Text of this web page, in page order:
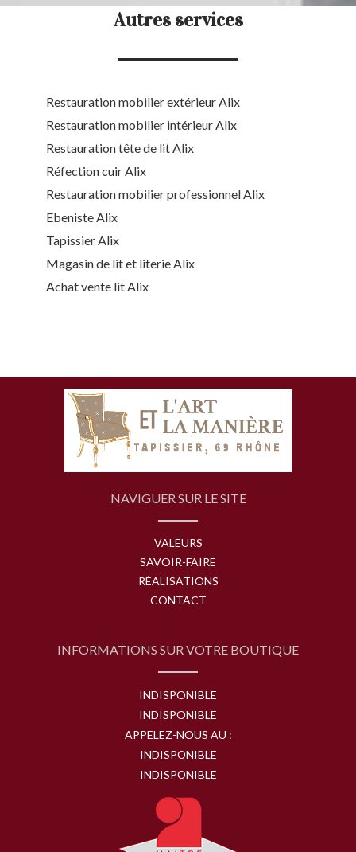
Autres services
Restauration mobilier extérieur Alix
Restauration mobilier intérieur Alix
Restauration tête de lit Alix
Réfection cuir Alix
Restauration mobilier professionnel Alix
Ebeniste Alix
Tapissier Alix
Magasin de lit et literie Alix
Achat vente lit Alix
NAVIGUER SUR LE SITE
VALEURS
SAVOIR-FAIRE
RÉALISATIONS
CONTACT
INFORMATIONS SUR VOTRE BOUTIQUE
INDISPONIBLE
INDISPONIBLE
APPELEZ-NOUS AU :
INDISPONIBLE
INDISPONIBLE